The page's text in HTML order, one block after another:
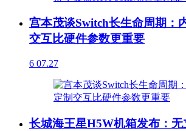
宫本茂谈Switch长生命周期：
交互比硬件参数更重要
6 07.27
长城海王星H5W机箱发布：无